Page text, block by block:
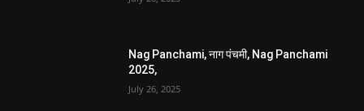
Nag Panchami, नाग पंचमी, Nag Panchami
2025,
July 26, 2025